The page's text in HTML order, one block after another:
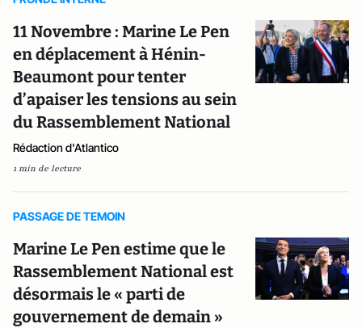
11 Novembre : Marine Le Pen
en déplacement à Hénin-
Beaumont pour tenter
d’apaiser les tensions au sein
du Rassemblement National
Rédaction d'Atlantico
1 min de lecture
PASSAGE DE TEMOIN
Marine Le Pen estime que le
Rassemblement National est
désormais le « parti de
gouvernement de demain »